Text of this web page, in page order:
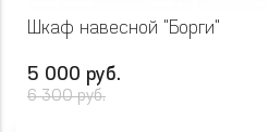
Шкаф навесной "Борги"
5 000 руб.
6 300 руб.